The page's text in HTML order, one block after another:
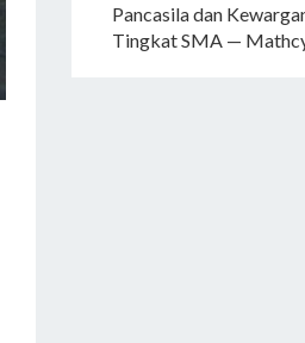
Pancasila dan
Tingkat SMA —